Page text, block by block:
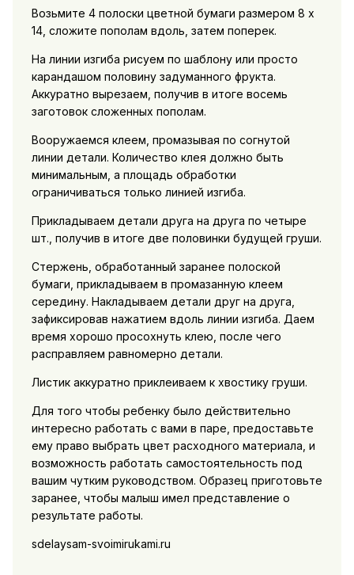
Возьмите 4 полоски цветной бумаги размером 8 х
14, сложите пополам вдоль, затем поперек.
На линии изгиба рисуем по шаблону или просто
карандашом половину задуманного фрукта.
Аккуратно вырезаем, получив в итоге восемь
заготовок сложенных пополам.
Вооружаемся клеем, промазывая по согнутой
линии детали. Количество клея должно быть
минимальным, а площадь обработки
ограничиваться только линией изгиба.
Прикладываем детали друга на друга по четыре
шт., получив в итоге две половинки будущей груши.
Стержень, обработанный заранее полоской
бумаги, прикладываем в промазанную клеем
середину. Накладываем детали друг на друга,
зафиксировав нажатием вдоль линии изгиба. Даем
время хорошо просохнуть клею, после чего
расправляем равномерно детали.
Листик аккуратно приклеиваем к хвостику груши.
Для того чтобы ребенку было действительно
интересно работать с вами в паре, предоставьте
ему право выбрать цвет расходного материала, и
возможность работать самостоятельность под
вашим чутким руководством. Образец приготовьте
заранее, чтобы малыш имел представление о
результате работы.
sdelaysam-svoimirukami.ru